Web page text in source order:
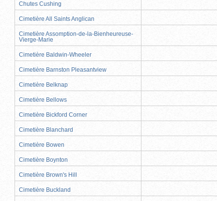
Chutes Cushing
Cimetière All Saints Anglican
Cimetière Assomption-de-la-Bienheureuse-
Vierge-Marie
Cimetière Baldwin-Wheeler
Cimetière Barnston Pleasantview
Cimetière Belknap
Cimetière Bellows
Cimetière Bickford Corner
Cimetière Blanchard
Cimetière Bowen
Cimetière Boynton
Cimetière Brown's Hill
Cimetière Buckland